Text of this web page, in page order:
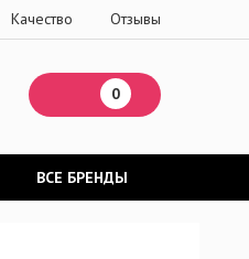
Качество Отзывы
0
ВСЕ БРЕНДЫ